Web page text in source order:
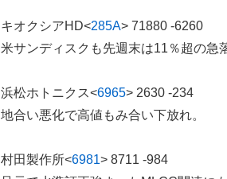
キオクシアHD<285A> 71880 -6260
米サンディスクも先週末は11％超の急
浜松ホトニクス<6965> 2630 -234
地合い悪化で高値もみ合い下放れ。
村田製作所<6981> 8711 -984